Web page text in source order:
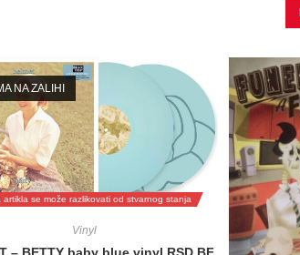
artikla se može razlikovati od stvarnog stanja
NA ZALIHI
Vinyl